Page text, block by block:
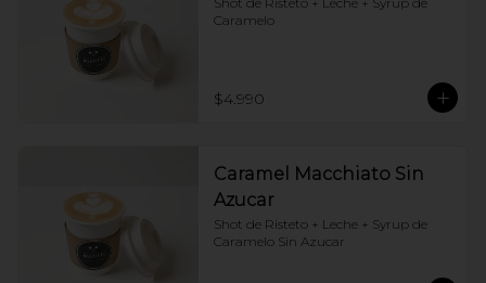
Caramelo
$4.990
Caramel Macchiato Sin
Azucar
Shot de Risteto + Leche + Syrup de
Caramelo Sin Azucar